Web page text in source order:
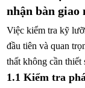
nhận bàn giao
Việc kiểm tra kỹ
đầu tiên và quan
thất không cần thiết
1.1 Kiểm tra